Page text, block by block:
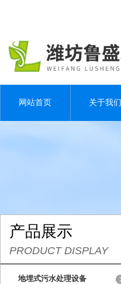
网站首页 关于我们
产品展示
PRODUCT DISPLAY
地埋式污水处理设备